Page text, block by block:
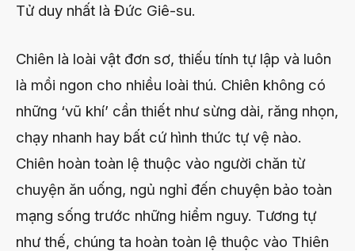
Tử duy nhất là Đức Giê-su.
Chiên là loài vật đơn sơ, thiếu tính tự lập và luôn
là mồi ngon cho nhiều loài thú. Chiên không có
những ‘vũ khí’ cần thiết như sừng dài, răng nhọn,
chạy nhanh hay bất cứ hình thức tự vệ nào.
Chiên hoàn toàn lệ thuộc vào người chăn từ
chuyện ăn uống, ngủ nghỉ đến chuyện bảo toàn
mạng sống trước những hiểm nguy. Tương tự
như thế, chúng ta hoàn toàn lệ thuộc vào Thiên